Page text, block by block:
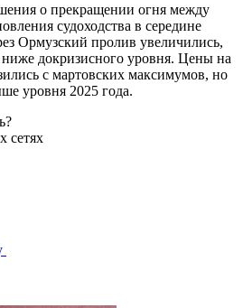
о прекращении огня между
судоходства в середине
Ормузский пролив увеличились,
ниже докризисного уровня. Цены на
с мартовских максимумов, но
уровня 2025 года.
сетях